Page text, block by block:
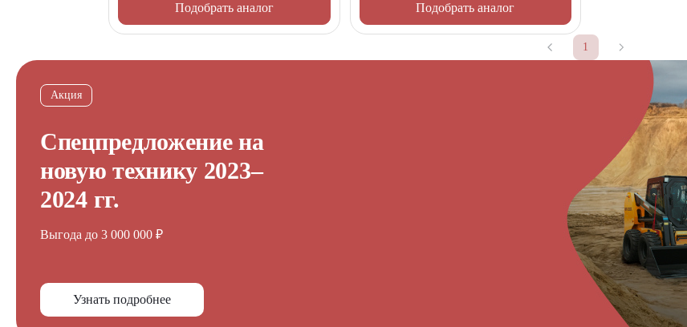
Подобрать аналог
Подобрать аналог
1
Акция
Спецпредложение на
новую технику 2023–
2024 гг.
Выгода до 3 000 000 ₽
Узнать подробнее